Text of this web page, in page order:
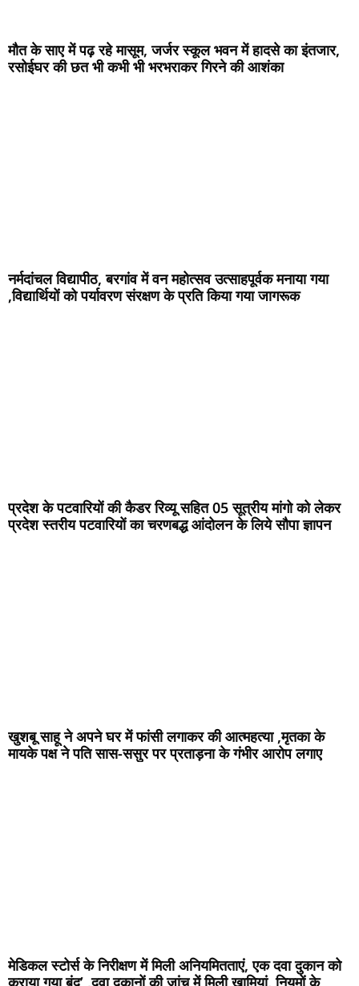
मौत के साए में पढ़ रहे मासूम, जर्जर स्कूल भवन में हादसे का इंतजार,
रसोईघर की छत भी कभी भी भरभराकर गिरने की आशंका
नर्मदांचल विद्यापीठ, बरगांव में वन महोत्सव उत्साहपूर्वक मनाया गया
,विद्यार्थियों को पर्यावरण संरक्षण के प्रति किया गया जागरूक
प्रदेश के पटवारियों की कैडर रिव्यू सहित 05 सूत्रीय मांगो को लेकर
प्रदेश स्तरीय पटवारियों का चरणबद्ध आंदोलन के लिये सौपा ज्ञापन
खुशबू साहू ने अपने घर में फांसी लगाकर की आत्महत्या ,मृतका के
मायके पक्ष ने पति सास-ससुर पर प्रताड़ना के गंभीर आरोप लगाए
मेडिकल स्टोर्स के निरीक्षण में मिली अनियमितताएं, एक दवा दुकान को
कराया गया बंद’ ,दवा दुकानों की जांच में मिली खामियां, नियमों के